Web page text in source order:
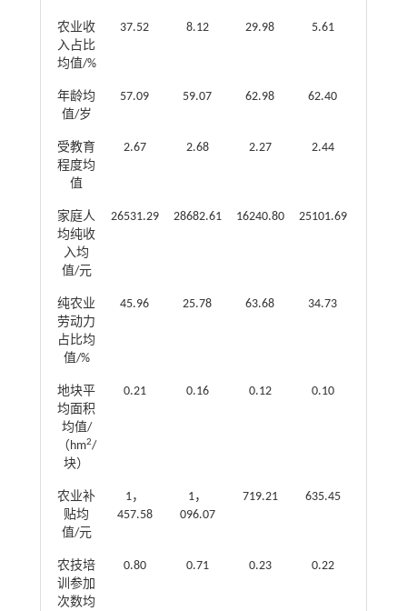
农业收
入占比
均值/%
37.52 8.12 29.98 5.61
年龄均
值/岁
57.09 59.07 62.98 62.40
受教育
程度均
值
2.67 2.68 2.27 2.44
家庭人
均纯收
入均
值/元
26531.29 28682.61 16240.80 25101.69
纯农业
劳动力
占比均
值/%
45.96 25.78 63.68 34.73
地块平
均面积
均值/
（hm2/
块）
0.21 0.16 0.12 0.10
农业补
贴均
值/元
1，
457.58
1，
096.07
719.21 635.45
农技培
训参加
次数均
0.80 0.71 0.23 0.22